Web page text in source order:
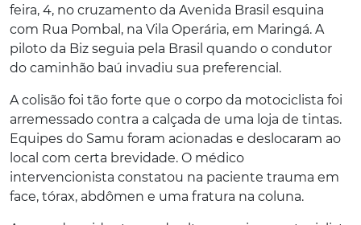
feira, 4, no cruzamento da Avenida Brasil esquina
com Rua Pombal, na Vila Operária, em Maringá. A
piloto da Biz seguia pela Brasil quando o condutor
do caminhão baú invadiu sua preferencial.
A colisão foi tão forte que o corpo da motociclista foi
arremessado contra a calçada de uma loja de tintas.
Equipes do Samu foram acionadas e deslocaram ao
local com certa brevidade. O médico
intervencionista constatou na paciente trauma em
face, tórax, abdômen e uma fratura na coluna.